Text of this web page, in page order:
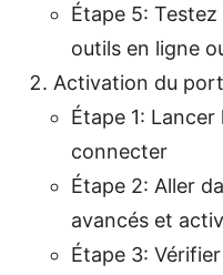
Étape 5:
outils en ligne
Activation du
Étape 1: Lancer
connecter
Étape 2: Aller
avancés et
Étape 3: